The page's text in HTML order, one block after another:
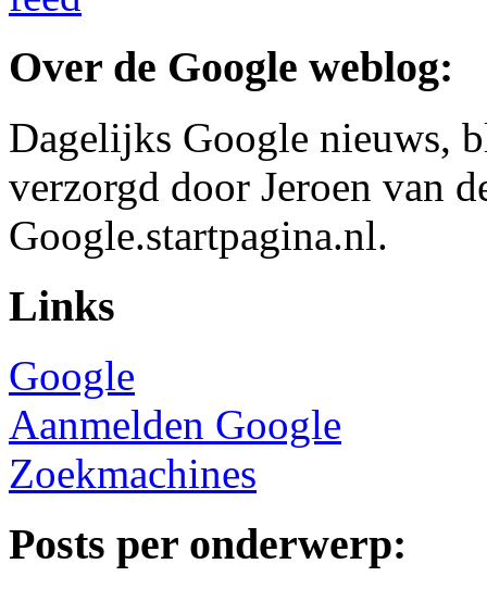
Over de Google weblog:
Dagelijks Google nieuws,
verzorgd door Jeroen van
Google.startpagina.nl.
Links
Google
Aanmelden Google
Zoekmachines
Posts per onderwerp: